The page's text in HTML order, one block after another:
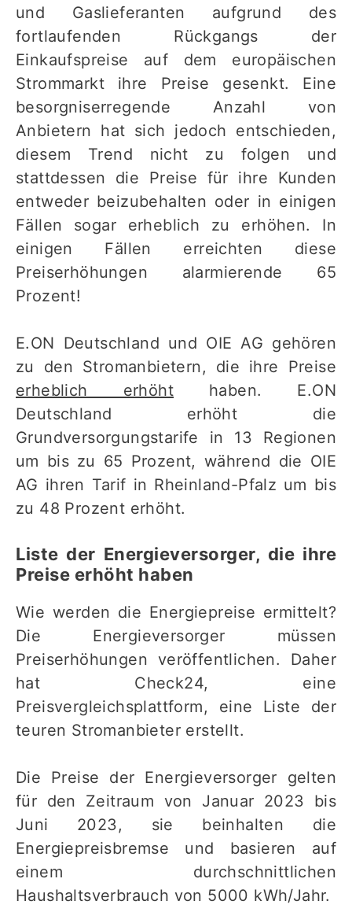
und Gaslieferanten aufgrund des
fortlaufenden Rückgangs der
Einkaufspreise auf dem europäischen
Strommarkt ihre Preise gesenkt. Eine
besorgniserregende Anzahl von
Anbietern hat sich jedoch entschieden,
diesem Trend nicht zu folgen und
stattdessen die Preise für ihre Kunden
entweder beizubehalten oder in einigen
Fällen sogar erheblich zu erhöhen. In
einigen Fällen erreichten diese
Preiserhöhungen alarmierende 65
Prozent!
E.ON Deutschland und OIE AG gehören
zu den Stromanbietern, die ihre Preise
erheblich erhöht haben. E.ON
Deutschland erhöht die
Grundversorgungstarife in 13 Regionen
um bis zu 65 Prozent, während die OIE
AG ihren Tarif in Rheinland-Pfalz um bis
zu 48 Prozent erhöht.
Liste der Energieversorger, die ihre
Preise erhöht haben
Wie werden die Energiepreise ermittelt?
Die Energieversorger müssen
Preiserhöhungen veröffentlichen. Daher
hat Check24, eine
Preisvergleichsplattform, eine Liste der
teuren Stromanbieter erstellt.
Die Preise der Energieversorger gelten
für den Zeitraum von Januar 2023 bis
Juni 2023, sie beinhalten die
Energiepreisbremse und basieren auf
einem durchschnittlichen
Haushaltsverbrauch von 5000 kWh/Jahr.